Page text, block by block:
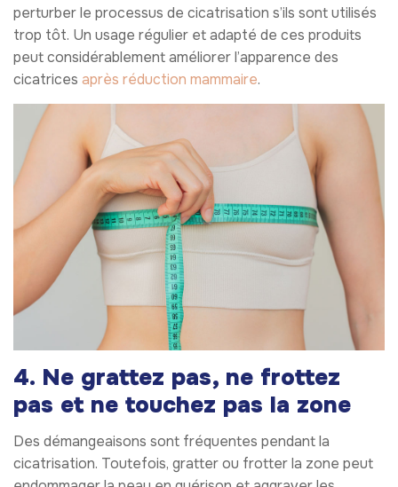
perturber le processus de cicatrisation s’ils sont utilisés
trop tôt. Un usage régulier et adapté de ces produits
peut considérablement améliorer l’apparence des
cicatrices après réduction mammaire.
4. Ne grattez pas, ne frottez
pas et ne touchez pas la zone
Des démangeaisons sont fréquentes pendant la
cicatrisation. Toutefois, gratter ou frotter la zone peut